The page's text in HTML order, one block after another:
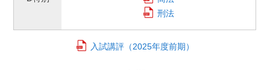
刑法
入試講評（2025年度前期）